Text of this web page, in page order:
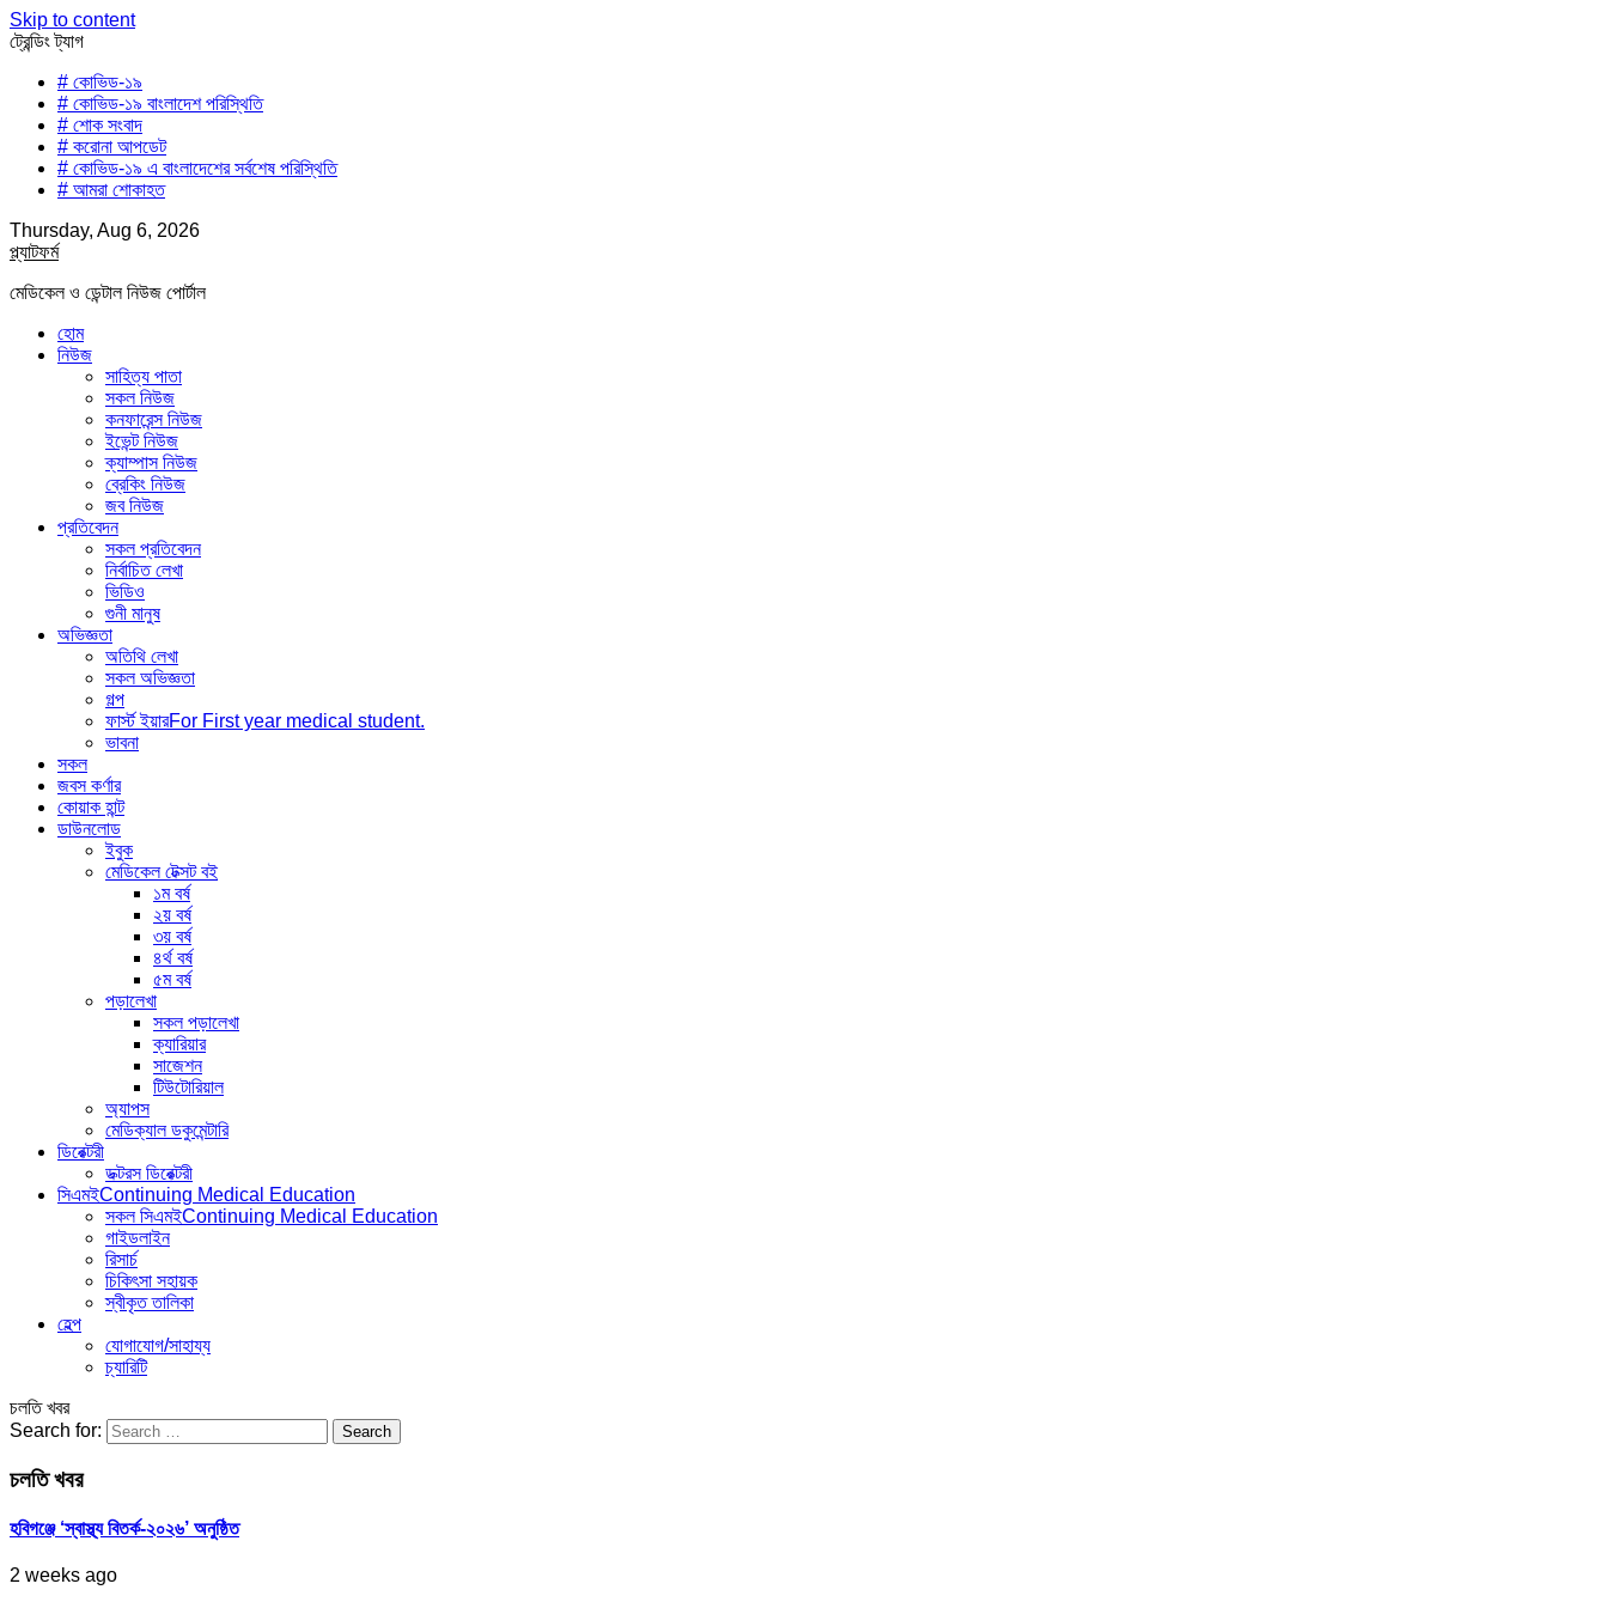
Skip to content
ট্রেন্ডিং ট্যাগ
# কোভিড-১৯
# কোভিড-১৯ বাংলাদেশ পরিস্থিতি
# শোক সংবাদ
# করোনা আপডেট
# কোভিড-১৯ এ বাংলাদেশের সর্বশেষ পরিস্থিতি
# আমরা শোকাহত
Thursday, Aug 6, 2026
প্ল্যাটফর্ম
মেডিকেল ও ডেন্টাল নিউজ পোর্টাল
হোম
নিউজ
সাহিত্য পাতা
সকল নিউজ
কনফারেন্স নিউজ
ইভেন্ট নিউজ
ক্যাম্পাস নিউজ
ব্রেকিং নিউজ
জব নিউজ
প্রতিবেদন
সকল প্রতিবেদন
নির্বাচিত লেখা
ভিডিও
গুনী মানুষ
অভিজ্ঞতা
অতিথি লেখা
সকল অভিজ্ঞতা
গল্প
ফার্স্ট ইয়ারFor First year medical student.
ভাবনা
সকল
জবস কর্ণার
কোয়াক হান্ট
ডাউনলোড
ইবুক
মেডিকেল টেক্সট বই
১ম বর্ষ
২য় বর্ষ
৩য় বর্ষ
৪র্থ বর্ষ
৫ম বর্ষ
পড়ালেখা
সকল পড়ালেখা
ক্যারিয়ার
সাজেশন
টিউটোরিয়াল
অ্যাপস
মেডিক্যাল ডকুমেন্টারি
ডিরেক্টরী
ডক্টরস ডিরেক্টরী
সিএমইContinuing Medical Education
সকল সিএমইContinuing Medical Education
গাইডলাইন
রিসার্চ
চিকিৎসা সহায়ক
স্বীকৃত তালিকা
হেল্প
যোগাযোগ/সাহায্য
চ্যারিটি
চলতি খবর
Search for:
চলতি খবর
হবিগঞ্জে ‘স্বাস্থ্য বিতর্ক-২০২৬’ অনুষ্ঠিত
2 weeks ago